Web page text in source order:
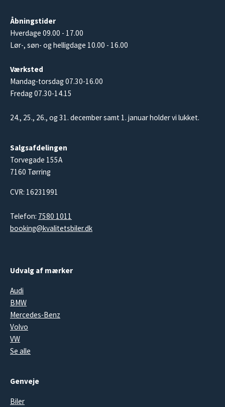
Åbningstider
Hverdage 09.00 - 17.00
Lør-, søn- og helligdage 10.00 - 16.00
Værksted
Mandag-torsdag 07.30-16.00
Fredag 07.30-14.15
24., 25., 26., og 31. december samt 1. januar holder vi lukket.
Salgsafdelingen
Torvegade 155A
7160 Tørring
CVR: 16231991
Telefon: 7580 1011
booking@kvalitetsbiler.dk
Udvalg af mærker
Audi
BMW
Mercedes-Benz
Volvo
VW
Se alle
Genveje
Biler